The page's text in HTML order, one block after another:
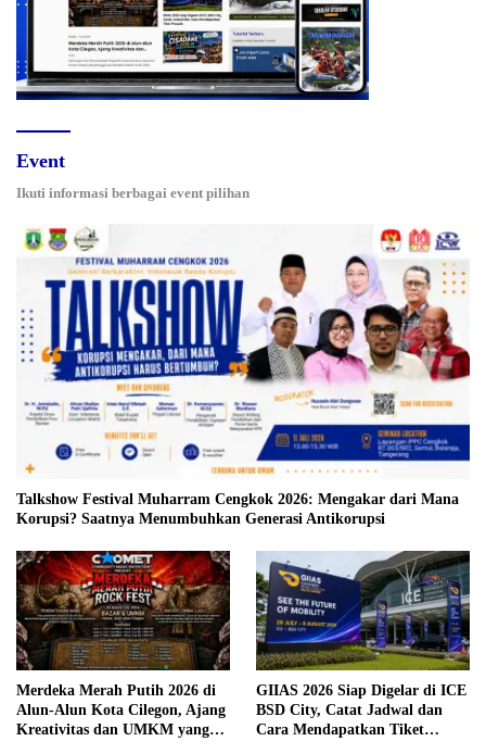
Event
Ikuti informasi berbagai event pilihan
Talkshow Festival Muharram Cengkok 2026: Mengakar dari Mana
Korupsi? Saatnya Menumbuhkan Generasi Antikorupsi
Merdeka Merah Putih 2026 di
Alun-Alun Kota Cilegon, Ajang
Kreativitas dan UMKM yang
GIIAS 2026 Siap Digelar di ICE
BSD City, Catat Jadwal dan
Cara Mendapatkan Tiket